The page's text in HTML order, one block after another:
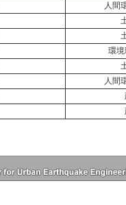
人間
環
人間